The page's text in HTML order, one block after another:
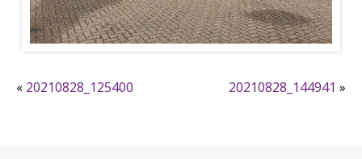
« 20210828_125400 20210828_144941 »